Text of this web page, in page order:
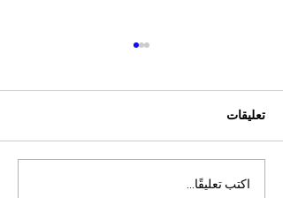
التميز الأكاديمي العالمي: افتح
تعليقات
اكتب تعليقًا...